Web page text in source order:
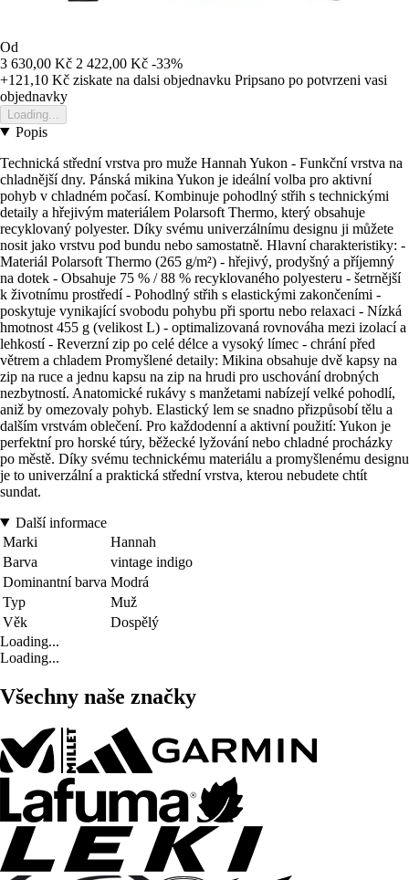
Od
3 630,00 Kč 2 422,00 Kč -33%
+121,10 Kč ziskate na dalsi objednavku Pripsano po potvrzeni vasi
objednavky
Loading...
Popis
Technická střední vrstva pro muže Hannah Yukon - Funkční vrstva na
chladnější dny. Pánská mikina Yukon je ideální volba pro aktivní
pohyb v chladném počasí. Kombinuje pohodlný střih s technickými
detaily a hřejivým materiálem Polarsoft Thermo, který obsahuje
recyklovaný polyester. Díky svému univerzálnímu designu ji můžete
nosit jako vrstvu pod bundu nebo samostatně. Hlavní charakteristiky: -
Materiál Polarsoft Thermo (265 g/m²) - hřejivý, prodyšný a příjemný
na dotek - Obsahuje 75 % / 88 % recyklovaného polyesteru - šetrnější
k životnímu prostředí - Pohodlný střih s elastickými zakončeními -
poskytuje vynikající svobodu pohybu při sportu nebo relaxaci - Nízká
hmotnost 455 g (velikost L) - optimalizovaná rovnováha mezi izolací a
lehkostí - Reverzní zip po celé délce a vysoký límec - chrání před
větrem a chladem Promyšlené detaily: Mikina obsahuje dvě kapsy na
zip na ruce a jednu kapsu na zip na hrudi pro uschování drobných
nezbytností. Anatomické rukávy s manžetami nabízejí velké pohodlí,
aniž by omezovaly pohyb. Elastický lem se snadno přizpůsobí tělu a
dalším vrstvám oblečení. Pro každodenní a aktivní použití: Yukon je
perfektní pro horské túry, běžecké lyžování nebo chladné procházky
po městě. Díky svému technickému materiálu a promyšlenému designu
je to univerzální a praktická střední vrstva, kterou nebudete chtít
sundat.
Další informace
Marki
Hannah
Barva
vintage indigo
Dominantní barva Modrá
Typ
Muž
Věk
Dospělý
Loading...
Loading...
Všechny naše značky